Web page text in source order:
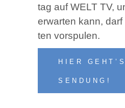
tag auf WELT TV,
erwar­ten kann,
ten vorspulen.
HIER
SENDUNG!